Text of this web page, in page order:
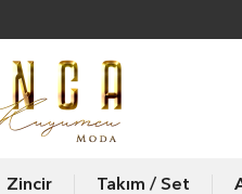
Zincir Takım / Set